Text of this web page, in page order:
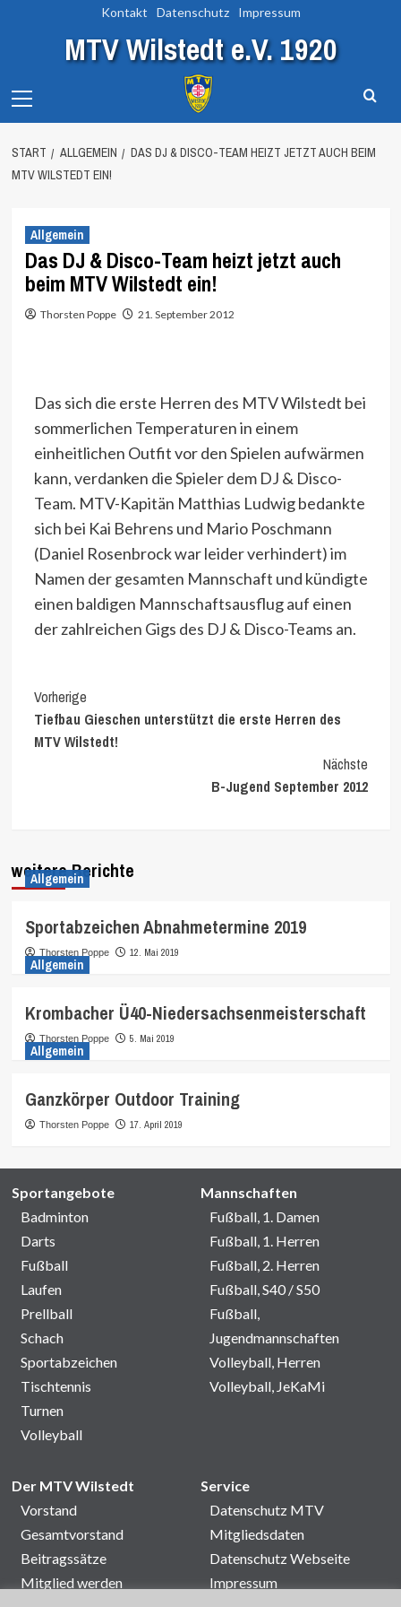
Kontakt Datenschutz Impressum
MTV Wilstedt e.V. 1920
Menu
START ALLGEMEIN
DAS DJ & DISCO-TEAM HEIZT JETZT AUCH BEIM
MTV WILSTEDT EIN!
Allgemein
Das DJ & Disco-Team heizt jetzt auch
beim MTV Wilstedt ein!
Thorsten Poppe 21. September 2012
Das sich die erste Herren des MTV Wilstedt bei
sommerlichen Temperaturen in einem
einheitlichen Outfit vor den Spielen aufwärmen
kann, verdanken die Spieler dem DJ & Disco-
Team. MTV-Kapitän Matthias Ludwig bedankte
sich bei Kai Behrens und Mario Poschmann
(Daniel Rosenbrock war leider verhindert) im
Namen der gesamten Mannschaft und kündigte
einen baldigen Mannschaftsausflug auf einen
der zahlreichen Gigs des DJ & Disco-Teams an.
Continue
Reading
Vorherige
Tiefbau Gieschen unterstützt die erste Herren des
MTV Wilstedt!
Nächste
B-Jugend September 2012
weitere Berichte
Allgemein
Sportabzeichen Abnahmetermine 2019
Thorsten Poppe 12. Mai 2019
Allgemein
Krombacher Ü40-Niedersachsenmeisterschaft
Thorsten Poppe 5. Mai 2019
Allgemein
Ganzkörper Outdoor Training
Thorsten Poppe 17. April 2019
Sportangebote
Badminton
Darts
Fußball
Laufen
Prellball
Schach
Sportabzeichen
Tischtennis
Turnen
Volleyball
Mannschaften
Fußball, 1. Damen
Fußball, 1. Herren
Fußball, 2. Herren
Fußball, S40 / S50
Fußball,
Jugendmannschaften
Volleyball, Herren
Volleyball, JeKaMi
Der MTV Wilstedt
Vorstand
Gesamtvorstand
Beitragssätze
Mitglied werden
Service
Datenschutz MTV
Mitgliedsdaten
Datenschutz Webseite
Impressum